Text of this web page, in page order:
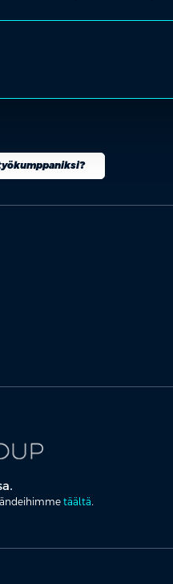
täältä.